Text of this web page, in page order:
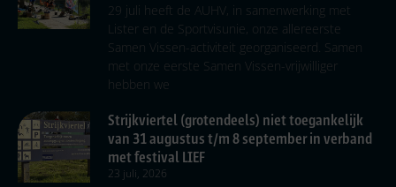
29 juli heeft de AUHV, in samenwerking met
Lister en de Sportvisunie, onze allereerste
Samen Vissen-activiteit georganiseerd. Samen
met onze eerste Samen Vissen-vrijwilliger
hebben we
Strijkviertel (grotendeels) niet toegankelijk
van 31 augustus t/m 8 september in verband
met festival LIEF
23 juli, 2026